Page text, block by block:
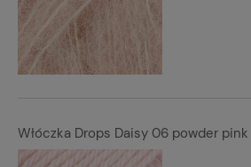
Włóczka Drops Daisy 06 powder